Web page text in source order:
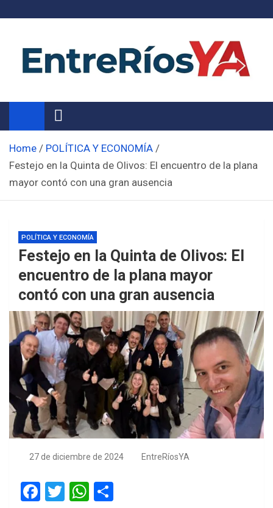
Noticias de Entre Ríos
Información de toda la provincia ahora
Home
POLÍTICA Y ECONOMÍA
Festejo en la Quinta de Olivos: El encuentro de la plana
mayor contó con una gran ausencia
POLÍTICA Y ECONOMÍA
Festejo en la Quinta de Olivos: El
encuentro de la plana mayor
contó con una gran ausencia
27 de diciembre de 2024 EntreRíosYA
F
T
W